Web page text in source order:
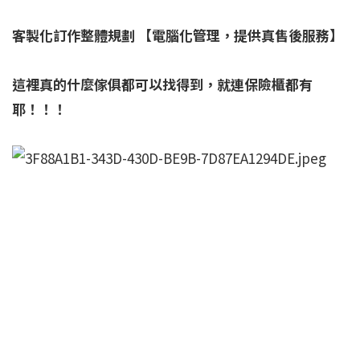
客製化訂作整體規劃 【電腦化管理，提供真售後服務】
這裡真的什麼傢俱都可以找得到，就連保險櫃都有
耶！！！